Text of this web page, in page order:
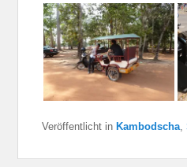
Veröffentlicht in Kambodscha,